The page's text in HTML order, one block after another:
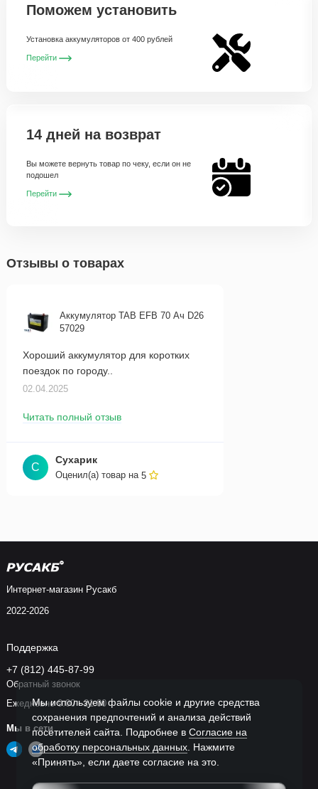
Поможем установить
Установка аккумуляторов от 400 рублей
Перейти
14 дней на возврат
Вы можете вернуть товар по чеку, если он не
подошел
Перейти
Отзывы о товарах
Аккумулятор TAB EFB 70 Ач D26
57029
Хороший аккумулятор для коротких
поездок по городу..
02.04.2025
Читать полный отзыв
С
Сухарик
Оценил(а) товар на5
Мы используем файлы cookie и другие средства
сохранения предпочтений и анализа действий
посетителей сайта. Подробнее в Согласие на
обработку персональных данных . Нажмите
«Принять», если даете согласие на это.
Интернет-магазин Русакб
2022-2026
Поддержка
+7 (812) 445-87-99
Обратный звонок
Ежедневно 9:00 - 21:00
Мы в сети